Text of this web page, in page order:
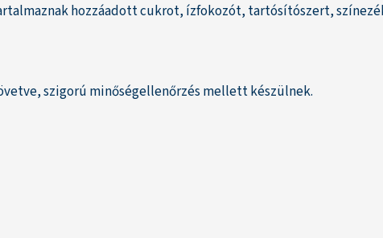
hozzáadott cukrot, ízfokozót, tartósítószert,
szigorú minőségellenőrzés mellett készülnek.